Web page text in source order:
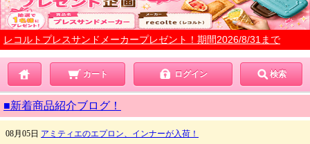
レコルトプレスサンドメーカープレゼント！期間2026/8/31まで
カート ログイン 検索
■新着商品紹介ブログ！